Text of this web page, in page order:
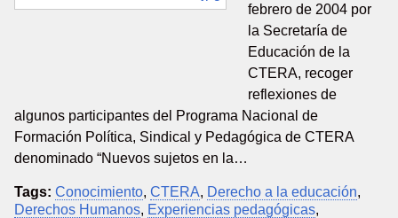
febrero de 2004 por
la Secretaría de
Educación de la
CTERA, recoger
reflexiones de
algunos participantes del Programa Nacional de
Formación Política, Sindical y Pedagógica de CTERA
denominado “Nuevos sujetos en la…
Tags: Conocimiento, CTERA, Derecho a la educación,
Derechos Humanos, Experiencias pedagógicas,